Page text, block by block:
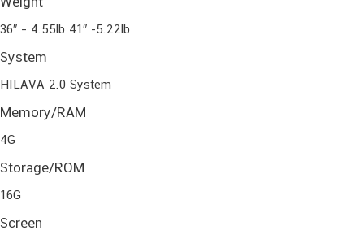
36″ – 4.55lb 41″ -5.22lb
System
HILAVA 2.0 System
Memory/RAM
4G
Storage/ROM
16G
Screen